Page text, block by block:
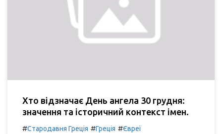
Хто відзначає День ангела 30 грудня:
значення та історичний контекст імен.
#Стародавня Греція #Греція #Євреї